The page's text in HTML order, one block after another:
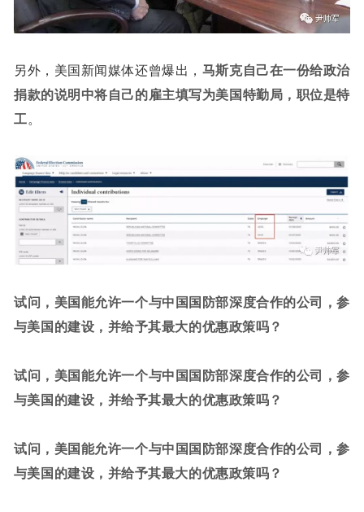
另外，美国新闻媒体还曾爆出， 马斯克自己在一份给政治
捐款的说明中将自己的雇主填写为美国特勤局，职位是特
工。
试问，美国能允许一个与中国国防部深度合作的公司，参
与美国的建设，并给予其最大的优惠政策吗？
试问，美国能允许一个与中国国防部深度合作的公司，参
与美国的建设，并给予其最大的优惠政策吗？
试问，美国能允许一个与中国国防部深度合作的公司，参
与美国的建设，并给予其最大的优惠政策吗？